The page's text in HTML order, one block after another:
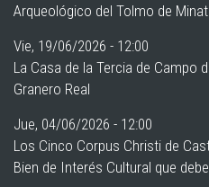
Arqueológico del Tolmo de
Vie, 19/06/2026 - 12:00
La Casa de la Tercia de Campo
Granero Real
Jue, 04/06/2026 - 12:00
Los Cinco Corpus Christi de
Bien de Interés Cultural que